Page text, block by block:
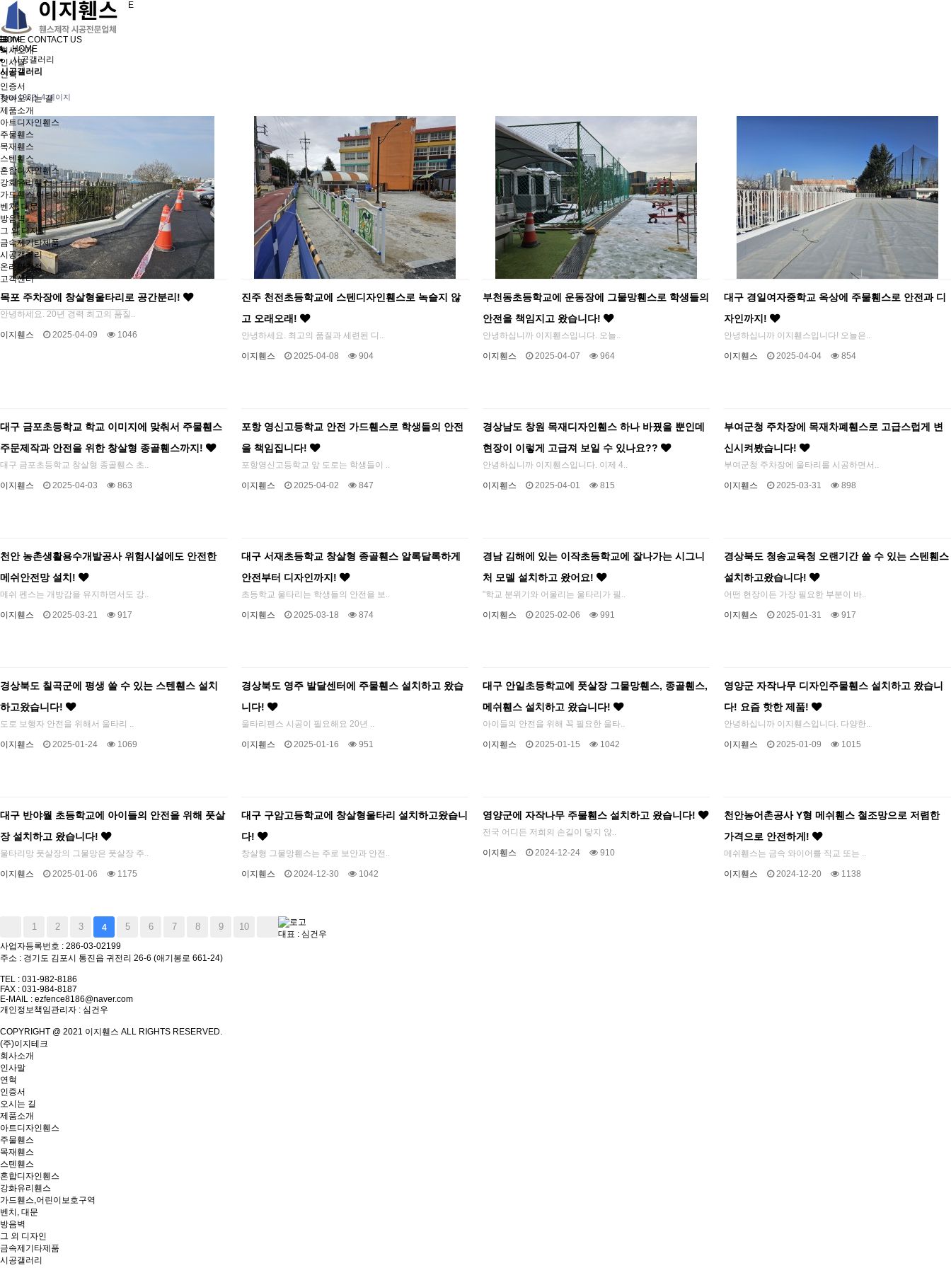
HOME CONTACT US
회사소개
인사말
연혁
인증서
찾아오시는 길
제품소개
아트디자인휀스
주물휀스
목재휀스
스텐휀스
혼합디자인휀스
강화유리휀스
가드휀스,어린이보호구역
벤치, 대문
방음벽
그 외 디자인
금속제기타제품
시공갤러리
온라인견적
고객센터
NEW PARADIGM EZTECH FENCE
휀스제작 시공전문업체
이지테크
home
HOME
시공갤러리
시공갤러리
Total 193건4 페이지
목포 주차장에 창살형울타리로 공간분리!
안녕하세요. 20년 경력 최고의 품질..
이지휀스 2025-04-09 1046
진주 천전초등학교에 스텐디자인휀스로 녹슬지 않
고 오래오래!
안녕하세요. 최고의 품질과 세련된 디..
이지휀스 2025-04-08 904
부천동초등학교에 운동장에 그물망휀스로 학생들의
안전을 책임지고 왔습니다!
안녕하십니까 이지휀스입니다. 오늘..
이지휀스 2025-04-07 964
대구 경일여자중학교 옥상에 주물휀스로 안전과 디
자인까지!
안녕하십니까 이지휀스입니다! 오늘은..
이지휀스 2025-04-04 854
대구 금포초등학교 학교 이미지에 맞춰서 주물휀스
주문제작과 안전을 위한 창살형 종골휀스까지!
대구 금포초등학교 창살형 종골휀스 초..
이지휀스 2025-04-03 863
포항 영신고등학교 안전 가드휀스로 학생들의 안전
을 책임집니다!
포항영신고등학교 앞 도로는 학생들이 ..
이지휀스 2025-04-02 847
경상남도 창원 목재디자인휀스 하나 바꿨을 뿐인데
현장이 이렇게 고급져 보일 수 있나요??
안녕하십니까 이지휀스입니다. 이제 4..
이지휀스 2025-04-01 815
부여군청 주차장에 목재차폐휀스로 고급스럽게 변
신시켜봤습니다!
부여군청 주차장에 울타리를 시공하면서..
이지휀스 2025-03-31 898
천안 농촌생활용수개발공사 위험시설에도 안전한
메쉬안전망 설치!
메쉬 펜스는 개방감을 유지하면서도 강..
이지휀스 2025-03-21 917
대구 서재초등학교 창살형 종골휀스 알록달록하게
안전부터 디자인까지!
초등학교 울타리는 학생들의 안전을 보..
이지휀스 2025-03-18 874
경남 김해에 있는 이작초등학교에 잘나가는 시그니
처 모델 설치하고 왔어요!
"학교 분위기와 어울리는 울타리가 필..
이지휀스 2025-02-06 991
경상북도 청송교육청 오랜기간 쓸 수 있는 스텐휀스
설치하고왔습니다!
어떤 현장이든 가장 필요한 부분이 바..
이지휀스 2025-01-31 917
경상북도 칠곡군에 평생 쓸 수 있는 스텐휀스 설치
하고왔습니다!
도로 보행자 안전을 위해서 울타리 ..
이지휀스 2025-01-24 1069
경상북도 영주 발달센터에 주물휀스 설치하고 왔습
니다!
울타리펜스 시공이 필요해요 20년 ..
이지휀스 2025-01-16 951
대구 안일초등학교에 풋살장 그물망휀스, 종골휀스,
메쉬휀스 설치하고 왔습니다!
아이들의 안전을 위해 꼭 필요한 울타..
이지휀스 2025-01-15 1042
영양군 자작나무 디자인주물휀스 설치하고 왔습니
다! 요즘 핫한 제품!
안녕하십니까 이지휀스입니다. 다양한..
이지휀스 2025-01-09 1015
대구 반야월 초등학교에 아이들의 안전을 위해 풋살
장 설치하고 왔습니다!
울타리망 풋살장의 그물망은 풋살장 주..
이지휀스 2025-01-06 1175
대구 구암고등학교에 창살형울타리 설치하고왔습니
다!
창살형 그물망휀스는 주로 보안과 안전..
이지휀스 2024-12-30 1042
영양군에 자작나무 주물휀스 설치하고 왔습니다!
전국 어디든 저희의 손길이 닿지 않..
이지휀스 2024-12-24 910
천안농어촌공사 Y형 메쉬휀스 철조망으로 저렴한
가격으로 안전하게!
메쉬휀스는 금속 와이어를 직교 또는 ..
이지휀스 2024-12-20 1138
1 2 3 4 5 6 7 8 9 10
대표 : 심건우
사업자등록번호 : 286-03-02199
주소 : 경기도 김포시 통진읍 귀전리 26-6 (애기봉로 661-24)
TEL : 031-982-8186
FAX : 031-984-8187
E-MAIL : ezfence8186@naver.com
개인정보책임관리자 : 심건우
COPYRIGHT @ 2021 이지휀스 ALL RIGHTS RESERVED.
(주)이지테크
회사소개
인사말
연혁
인증서
오시는 길
제품소개
아트디자인휀스
주물휀스
목재휀스
스텐휀스
혼합디자인휀스
강화유리휀스
가드휀스,어린이보호구역
벤치, 대문
방음벽
그 외 디자인
금속제기타제품
시공갤러리